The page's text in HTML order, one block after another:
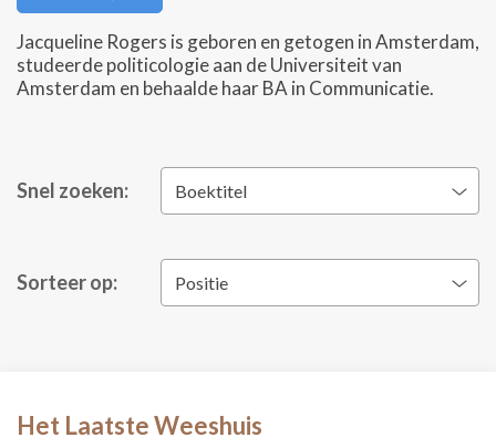
Jacqueline Rogers is geboren en getogen in Amsterdam,
studeerde politicologie aan de Universiteit van
Amsterdam en behaalde haar BA in Communicatie.
Snel zoeken: Boektitel
Sorteer op: Positie
Het Laatste Weeshuis